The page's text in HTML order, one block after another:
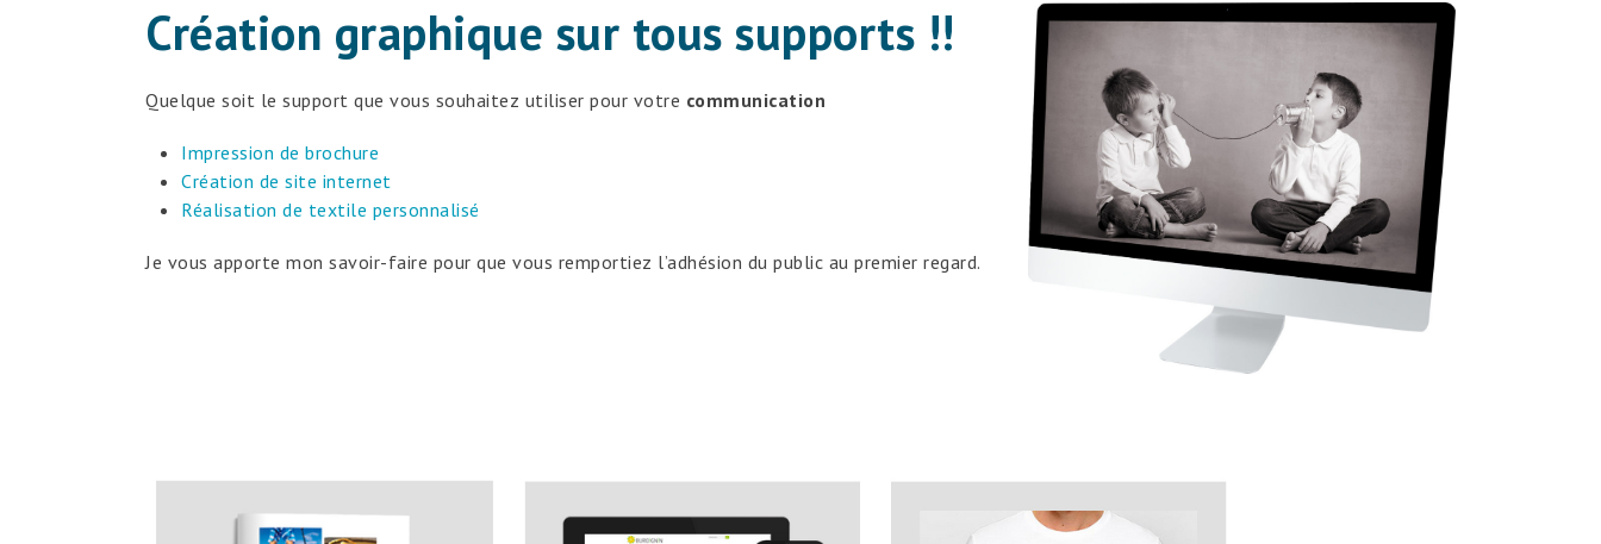
Création graphique sur tous supports !!
Quelque soit le support que vous souhaitez utiliser pour votre communication
Impression de brochure
Création de site internet
Réalisation de textile personnalisé
Je vous apporte mon savoir-faire pour que vous remportiez l’adhésion du public au premier regard.